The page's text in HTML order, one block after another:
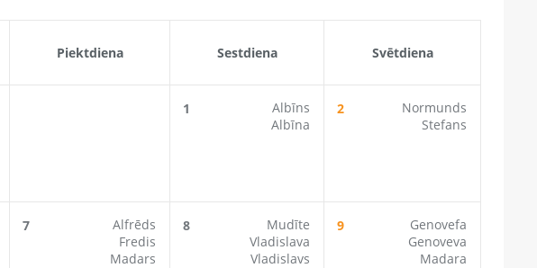
Piektdiena Sestdiena Svētdiena
1
Albīns
Albīna
2
Normunds
Stefans
7
Alfrēds
Fredis
Madars
8
Mudīte
Vladislava
Vladislavs
9
Genovefa
Genoveva
Madara